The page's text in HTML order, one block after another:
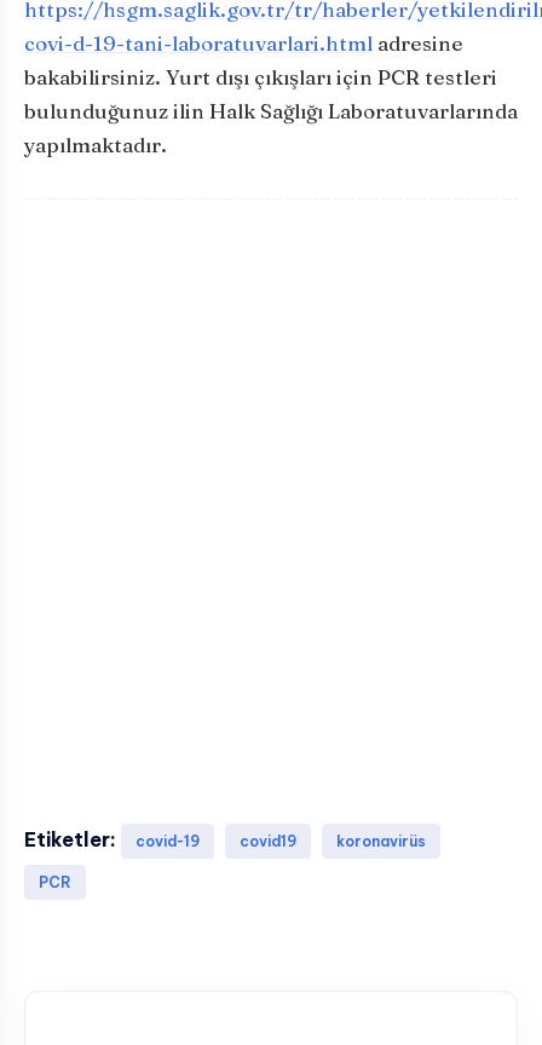
https://hsgm.saglik.gov.tr/tr/haberler/
covi-d-19-tani-laboratuvarlari.html adresine
bakabilirsiniz. Yurt dışı çıkışları için PCR testleri
bulunduğunuz ilin Halk Sağlığı Laboratuvarlarında
yapılmaktadır.
Etiketler: covid-19 covid19 koronavirüs
PCR